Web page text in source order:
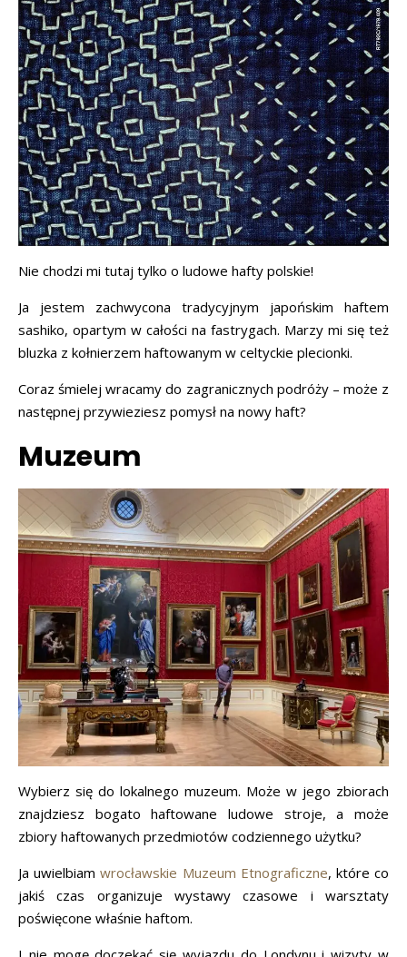
Nie chodzi mi tutaj tylko o ludowe hafty polskie!
Ja jestem zachwycona tradycyjnym japońskim haftem
sashiko, opartym w całości na fastrygach. Marzy mi się też
bluzka z kołnierzem haftowanym w celtyckie plecionki.
Coraz śmielej wracamy do zagranicznych podróży – może z
następnej przywieziesz pomysł na nowy haft?
Muzeum
Wybierz się do lokalnego muzeum. Może w jego zbiorach
znajdziesz bogato haftowane ludowe stroje, a może
zbiory haftowanych przedmiotów codziennego użytku?
Ja uwielbiamwrocławskie Muzeum Etnograficzne, które co
jakiś czas organizuje wystawy czasowe i warsztaty
poświęcone właśnie haftom.